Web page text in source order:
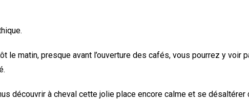
le matin, presque avant l’ouverture des cafés, vous pourrez y voir
découvrir à cheval cette jolie place encore calme et se désaltérer